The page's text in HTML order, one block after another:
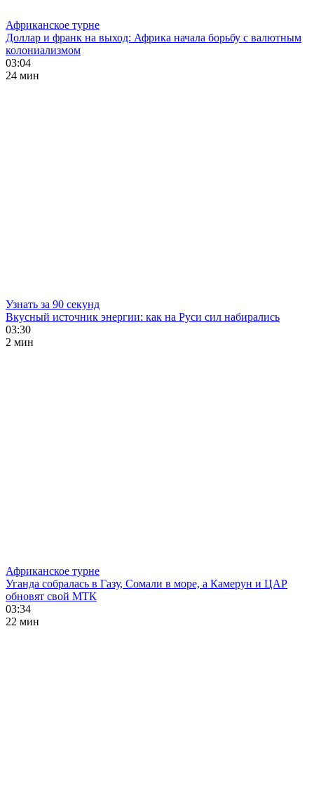
Африканское турне
Доллар и франк на выход: Африка начала борьбу с валютным
колониализмом
03:04
24 мин
Узнать за 90 секунд
Вкусный источник энергии: как на Руси сил набирались
03:30
2 мин
Африканское турне
Уганда собралась в Газу, Сомали в море, а Камерун и ЦАР
обновят свой МТК
03:34
22 мин